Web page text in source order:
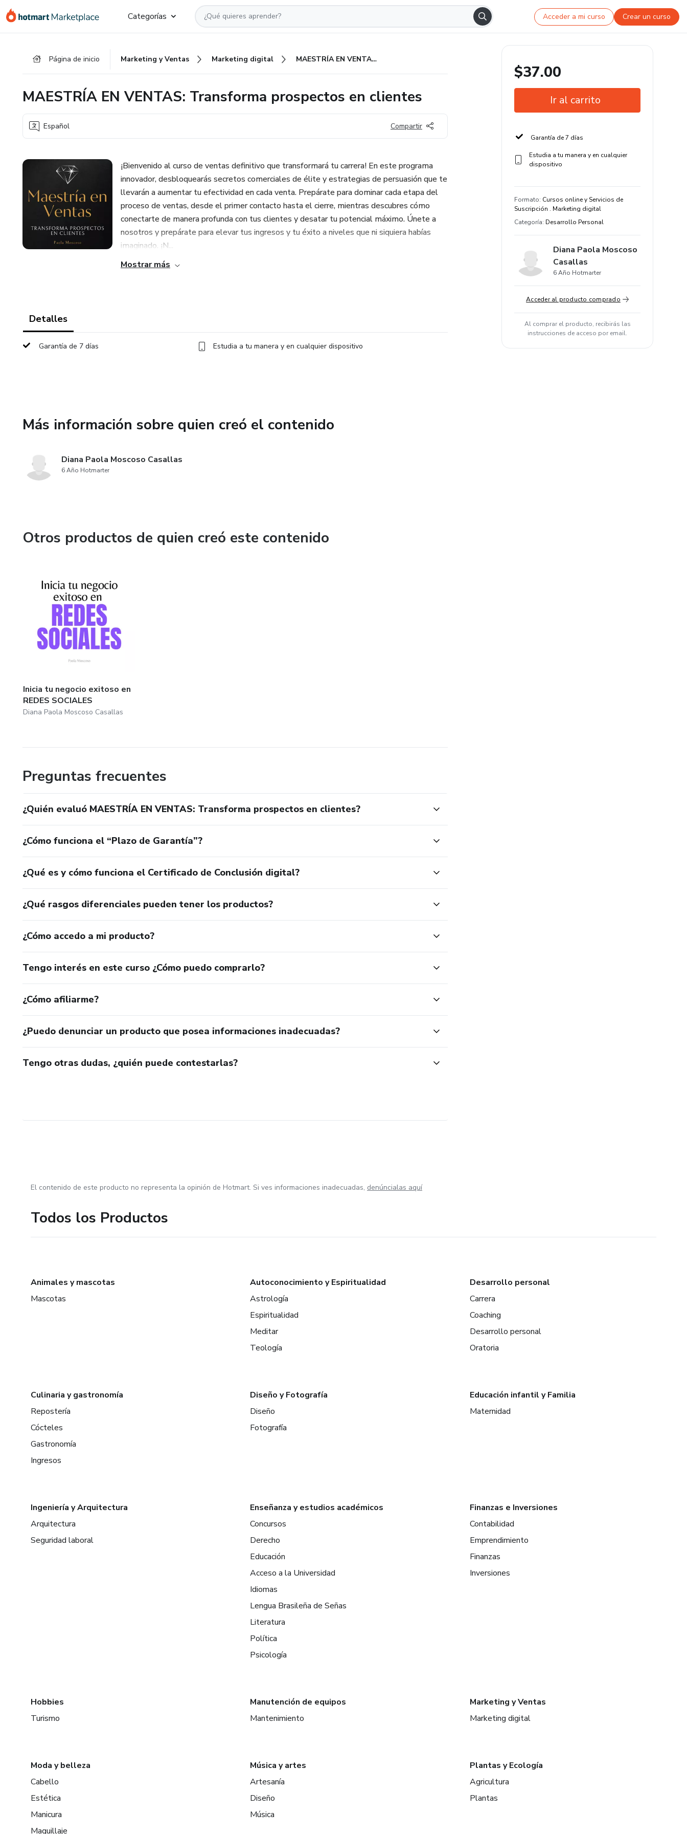
Categorías Acceder a mi curso Crear un curso
Página de inicio Marketing y Ventas Marketing digital MAESTRÍA EN VENTAS: Transforma prospectos en clientes
MAESTRÍA EN VENTAS: Transforma prospectos en clientes
Español Compartir
¡Bienvenido al curso de ventas definitivo que transformará tu carrera! En este programa
innovador, desbloquearás secretos comerciales de élite y estrategias de persuasión que te
llevarán a aumentar tu efectividad en cada venta. Prepárate para dominar cada etapa del
proceso de ventas, desde el primer contacto hasta el cierre, mientras descubres cómo
conectarte de manera profunda con tus clientes y desatar tu potencial máximo. Únete a
nosotros y prepárate para elevar tus ingresos y tu éxito a niveles que ni siquiera habías
imaginado. ¡N...
Mostrar más
Detalles
Garantía de 7 días Estudia a tu manera y en cualquier dispositivo
Más información sobre quien creó el contenido
Diana Paola Moscoso Casallas
6 Año Hotmarter
Otros productos de quien creó este contenido
Inicia tu negocio exitoso en
REDES SOCIALES
Diana Paola Moscoso Casallas
Preguntas frecuentes
¿Quién evaluó MAESTRÍA EN VENTAS: Transforma prospectos en clientes?
¿Cómo funciona el “Plazo de Garantía”?
¿Qué es y cómo funciona el Certificado de Conclusión digital?
¿Qué rasgos diferenciales pueden tener los productos?
¿Cómo accedo a mi producto?
Tengo interés en este curso ¿Cómo puedo comprarlo?
¿Cómo afiliarme?
¿Puedo denunciar un producto que posea informaciones inadecuadas?
Tengo otras dudas, ¿quién puede contestarlas?
$37.00
Ir al carrito
Garantía de 7 días
Estudia a tu manera y en cualquier
dispositivo
Formato: Cursos online y Servicios de
Suscripción . Marketing digital
Categoría: Desarrollo Personal
Diana Paola Moscoso
Casallas
6 Año Hotmarter
Acceder al producto comprado
Al comprar el producto, recibirás las
instrucciones de acceso por email.
El contenido de este producto no representa la opinión de Hotmart. Si ves informaciones inadecuadas, denúncialas aquí
Todos los Productos
Animales y mascotas
Mascotas
Autoconocimiento y Espiritualidad
Astrología
Espiritualidad
Meditar
Teología
Desarrollo personal
Carrera
Coaching
Desarrollo personal
Oratoria
Culinaria y gastronomía
Repostería
Cócteles
Gastronomía
Ingresos
Diseño y Fotografía
Diseño
Fotografía
Educación infantil y Familia
Maternidad
Ingeniería y Arquitectura
Arquitectura
Seguridad laboral
Enseñanza y estudios académicos
Concursos
Derecho
Educación
Acceso a la Universidad
Idiomas
Lengua Brasileña de Señas
Literatura
Política
Psicología
Finanzas e Inversiones
Contabilidad
Emprendimiento
Finanzas
Inversiones
Hobbies
Turismo
Manutención de equipos
Mantenimiento
Marketing y Ventas
Marketing digital
Moda y belleza
Cabello
Estética
Manicura
Maquillaje
Música y artes
Artesanía
Diseño
Música
Plantas y Ecología
Agricultura
Plantas